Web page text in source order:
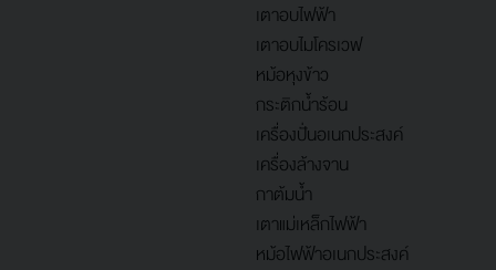
เตาอบไฟฟ้า
เตาอบไมโครเวฟ
หม้อหุงข้าว
กระติกน้ำร้อน
เครื่องปั่นอเนกประสงค์
เครื่องล้างจาน
กาต้มน้ำ
เตาแม่เหล็กไฟฟ้า
หม้อไฟฟ้าอเนกประสงค์